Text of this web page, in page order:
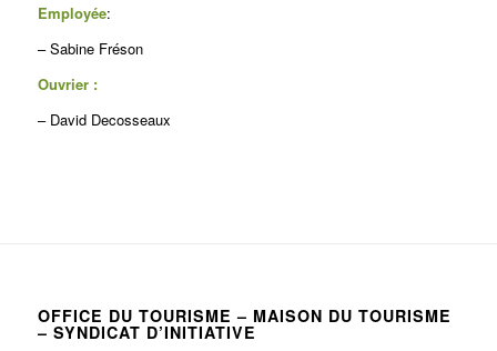
Employée:
– Sabine Fréson
Ouvrier :
– David Decosseaux
OFFICE DU TOURISME – MAISON DU TOURISME
– SYNDICAT D’INITIATIVE